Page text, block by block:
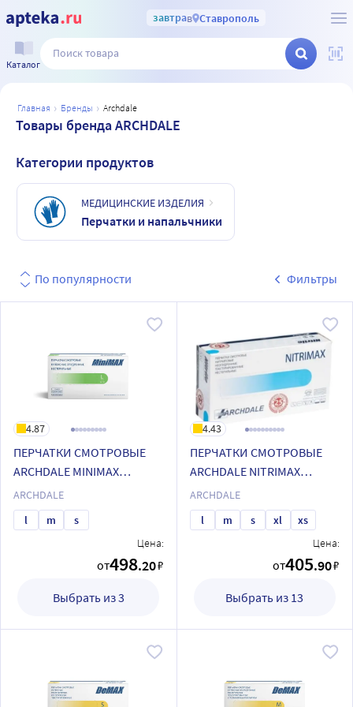
завтрав Ставрополь
Каталог
главная бренды archdale
Товары бренда ARCHDALE
Категории продуктов
МЕДИЦИНСКИЕ ИЗДЕЛИЯ
Перчатки и напальчники
По популярности Фильтры
4.87
ПЕРЧАТКИ СМОТРОВЫЕ
ARCHDALE MINIMAX
ЛАТЕКСНЫЕ ГЛАДКИЕ
ОПУДРЕННЫЕ
ARCHDALE
l
m
s
Цена:
от498.20₽
Выбрать из 3
4.43
ПЕРЧАТКИ СМОТРОВЫЕ
ARCHDALE NITRIMAX
НИТРИЛОВЫЕ
ТЕКСТУРИРОВАННЫЕ
ARCHDALE
l
m s xl
xs
Цена:
от405.90₽
Выбрать из 13